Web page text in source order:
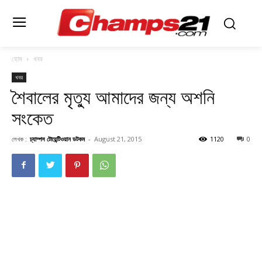
হোম খবর
খবর
শৈবালের মৃত্যু আমাদের জন্য অশনি
সংকেত
লেখক : চ্যাম্পস টোয়েন্টিওয়ান ডটকম - August 21, 2015 0
1120